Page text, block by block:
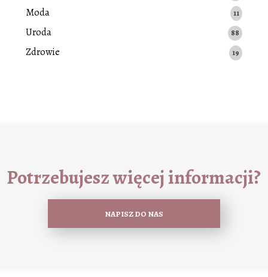
Moda 11
Uroda 88
Zdrowie 19
Potrzebujesz więcej informacji?
NAPISZ DO NAS